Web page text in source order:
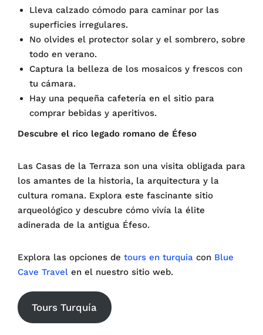
Lleva calzado cómodo para caminar por las
superficies irregulares.
No olvides el protector solar y el sombrero, sobre
todo en verano.
Captura la belleza de los mosaicos y frescos con
tu cámara.
Hay una pequeña cafetería en el sitio para
comprar bebidas y aperitivos.
Descubre el rico legado romano de Éfeso
Las Casas de la Terraza son una visita obligada para
los amantes de la historia, la arquitectura y la
cultura romana. Explora este fascinante sitio
arqueológico y descubre cómo vivía la élite
adinerada de la antigua Éfeso.
Explora las opciones de tours en turquia con Blue
Cave Travel en el nuestro sitio web.
Tours Turquía